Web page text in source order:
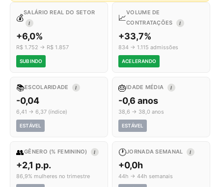
💰
SALÁRIO REAL DO SETOR
I
+6,0%
R$ 1.752 → R$ 1.857
SUBINDO
📈
VOLUME DE
CONTRATAÇÕES
I
+33,7%
834 → 1.115 admissões
ACELERANDO
📚ESCOLARIDADE I
-0,04
6,41 → 6,37 (índice)
ESTÁVEL
🎂IDADE MÉDIA I
-0,6 anos
38,6 → 38,0 anos
ESTÁVEL
👥GÊNERO (% FEMININO) I
+2,1 p.p.
86,9% mulheres no trimestre
🕐JORNADA SEMANAL I
+0,0h
44h → 44h semanais